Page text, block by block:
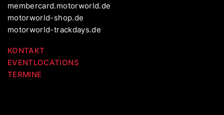
membercard.motorworld.de
motorworld-shop.de
motorworld-trackdays.de
KONTAKT
EVENTLOCATIONS
TERMINE